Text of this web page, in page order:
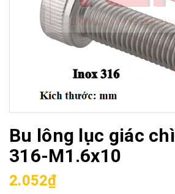
Bu lông lục giác
316-M1.6x10
2.052₫